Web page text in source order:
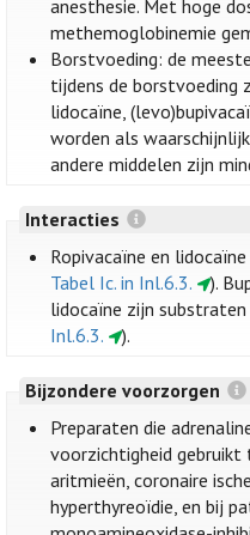
anesthesie. Met hoge
methemoglobinemie
Borstvoeding: de
tijdens de borstvoeding
lidocaïne,
worden als
andere middelen zijn
Interacties
Ropivacaïne en
Tabel Ic. in Inl.6.3.
).
lidocaïne zijn substraten
Inl.6.3.
).
Bijzondere voorzorgen
Preparaten die
voorzichtigheid
aritmieën, coronaire
hyperthyreoïdie, en bij